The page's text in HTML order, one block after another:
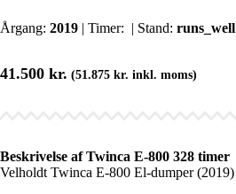
Årgang: 2019 | Timer: | Stand: runs_well
41.500 kr. (51.875 kr. inkl. moms)
Beskrivelse af Twinca E-800 328 timer
Velholdt Twinca E-800 El-dumper